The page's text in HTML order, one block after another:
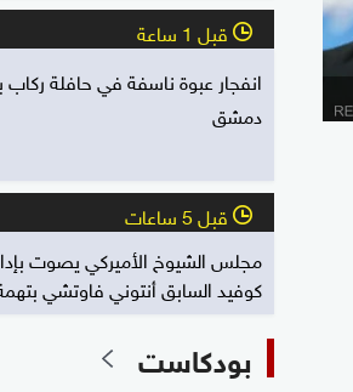
l قبل 1 ساعة
انفجار عبوة ناسفة في حافلة
دمشق
l قبل 5 ساعات
مجلس الشيوخ الأميركي يصوت
كوفيد السابق أنتوني فاوتشي
بودكاست